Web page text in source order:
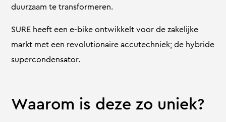
duurzaam te transformeren.
SURE heeft een e-bike ontwikkelt voor de zakelijke
markt met een revolutionaire accutechniek; de hybride
supercondensator.
Waarom is deze zo uniek?